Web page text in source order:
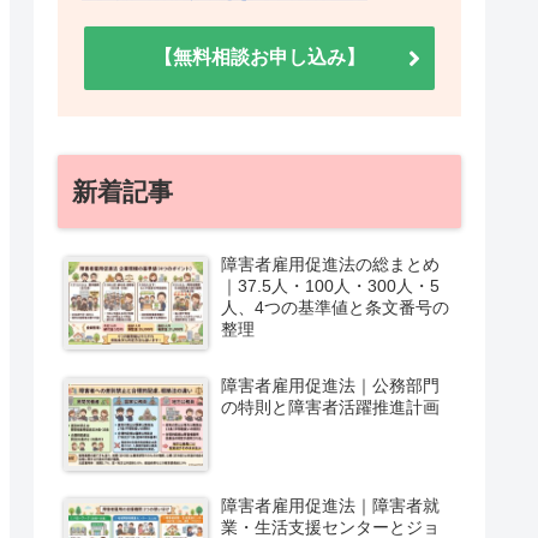
【無料相談お申し込み】
新着記事
障害者雇用促進法の総まとめ
｜37.5人・100人・300人・5
人、4つの基準値と条文番号の
整理
障害者雇用促進法｜公務部門
の特則と障害者活躍推進計画
障害者雇用促進法｜障害者就
業・生活支援センターとジョ